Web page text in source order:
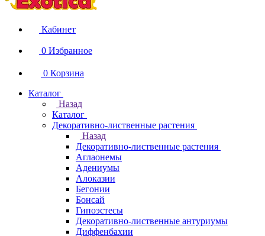
Кабинет
0 Избранное
0 Корзина
Каталог
Назад
Каталог
Декоративно-лиственные растения
Назад
Декоративно-лиственные растения
Аглаонемы
Адениумы
Алоказии
Бегонии
Бонсай
Гипоэстесы
Декоративно-лиственные антуриумы
Диффенбахии